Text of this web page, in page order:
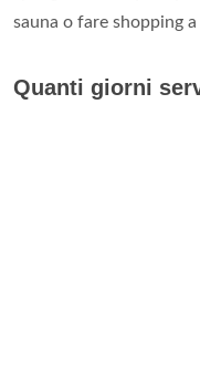
sauna o fare shopping
Quanti giorni